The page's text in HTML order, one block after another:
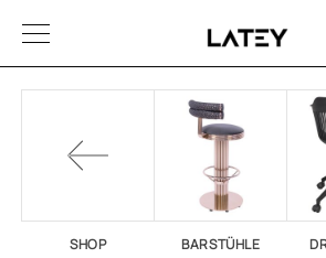
SHOP BARSTÜHLE